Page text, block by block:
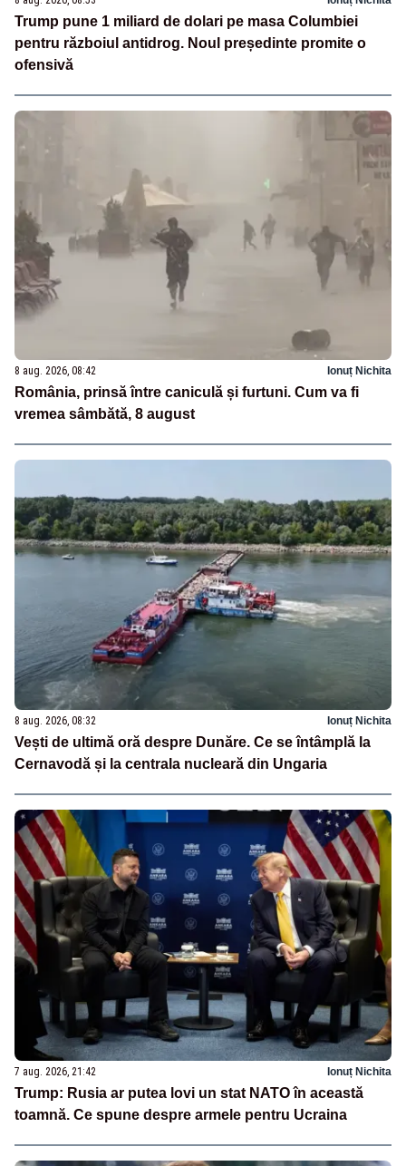
Trump pune 1 miliard de dolari pe masa Columbiei
pentru războiul antidrog. Noul președinte promite o
ofensivă
8 aug. 2026, 08:42 Ionuț Nichita
România, prinsă între caniculă și furtuni. Cum va fi
vremea sâmbătă, 8 august
8 aug. 2026, 08:32 Ionuț Nichita
Vești de ultimă oră despre Dunăre. Ce se întâmplă la
Cernavodă și la centrala nucleară din Ungaria
7 aug. 2026, 21:42 Ionuț Nichita
Trump: Rusia ar putea lovi un stat NATO în această
toamnă. Ce spune despre armele pentru Ucraina